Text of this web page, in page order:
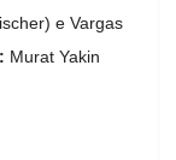
e Vargas
Murat Yakin